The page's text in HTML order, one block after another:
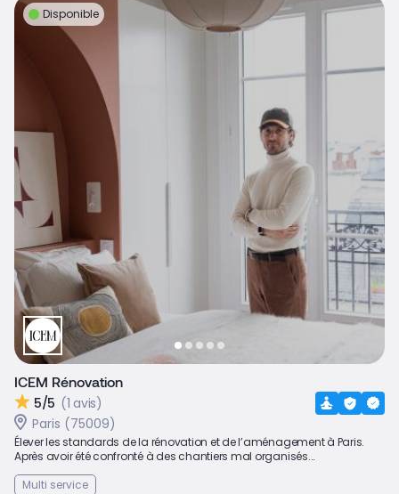
Disponible
ICEM Rénovation
5/5 (1 avis)
Paris (75009)
Élever les standards de la rénovation et de l’aménagement à Paris.
Après avoir été confronté à des chantiers mal organisés...
Multi service